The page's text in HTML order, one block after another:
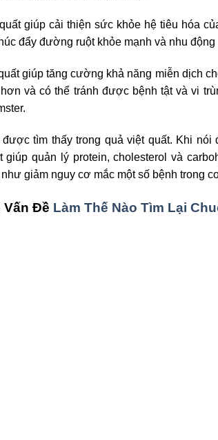
giúp cải thiện sức khỏe hệ tiêu hóa
đẩy đường ruột khỏe mạnh và nhu
giúp tăng cường khả năng miễn dịch
và có thể tránh được bệnh tật và vi
tìm thấy trong quả việt quất. Khi nói
giúp quản lý protein, cholesterol và
giảm nguy cơ mắc một số bệnh trong
Vấn Đề Làm Thế Nào Tìm Lại